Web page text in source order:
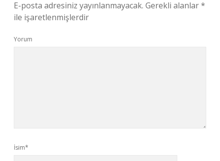
E-posta adresiniz yayınlanmayacak. Gerekli alanlar*
ile işaretlenmişlerdir
Yorum
İsim*